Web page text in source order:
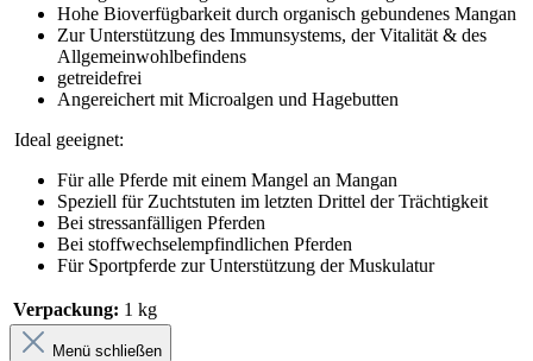
Hohe Bioverfügbarkeit durch organisch gebundenes Mangan
Zur Unterstützung des Immunsystems, der Vitalität & des
Allgemeinwohlbefindens
getreidefrei
Angereichert mit Microalgen und Hagebutten
Ideal geeignet:
Für alle Pferde mit einem Mangel an Mangan
Speziell für Zuchtstuten im letzten Drittel der Trächtigkeit
Bei stressanfälligen Pferden
Bei stoffwechselempfindlichen Pferden
Für Sportpferde zur Unterstützung der Muskulatur
Verpackung: 1 kg
Menü schließen